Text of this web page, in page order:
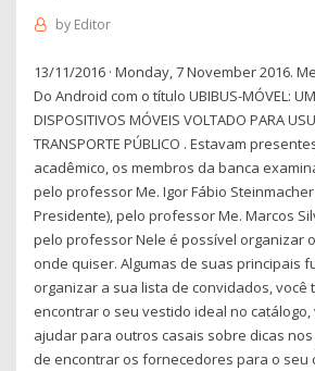
by Editor
13/11/2016 · Monday, 7 November 2016.
Do Android com o título UBIBUS-MÓVEL: UM
DISPOSITIVOS MÓVEIS VOLTADO PARA
TRANSPORTE PÚBLICO . Estavam
acadêmico, os membros da banca
pelo professor Me. Igor Fábio
Presidente), pelo professor Me. Marcos
pelo professor Nele é possível organizar
onde quiser. Algumas de suas principais
organizar a sua lista de convidados, você
encontrar o seu vestido ideal no
ajudar para outros casais sobre dicas
de encontrar os fornecedores para o seu